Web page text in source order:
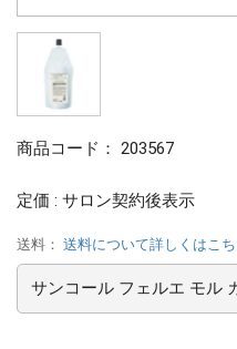
商品コード： 203567
定価 : サロン契約後表示
送料： 送料について詳しくはこち